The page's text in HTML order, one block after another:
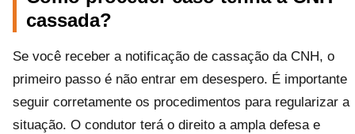
cassada?
Se você receber a notificação de cassação da CNH, o
primeiro passo é não entrar em desespero. É importante
seguir corretamente os procedimentos para regularizar a
situação. O condutor terá o direito a ampla defesa e